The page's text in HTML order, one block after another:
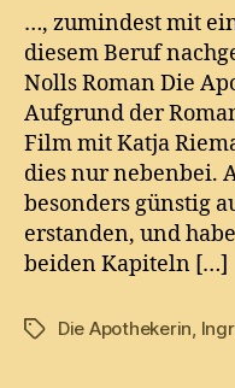
…, zumindest mit
diesem Beruf
Nolls Roman Die
Aufgrund der
Film mit Katja
dies nur nebenbei.
besonders günstig
erstanden, und
beiden Kapiteln […]
TagsDie Apothekerin,